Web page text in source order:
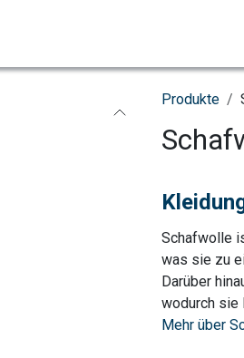
Produkte
Schafwolle
was sie zu
Darüber
wodurch sie
Mehr über